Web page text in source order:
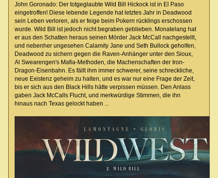
John Goronado: Der totgeglaubte Wild Bill Hickock ist in El Paso
eingetroffen! Diese lebende Legende hat letztes Jahr in Deadwood
sein Leben verloren, als er feige beim Pokern rücklings erschossen
wurde. Wild Bill ist jedoch nicht begraben geblieben. Monatelang hat
er aus den Schatten heraus seinen Mörder Jack McCall nachgestellt,
und nebenher ungesehen Calamity Jane und Seth Bullock geholfen,
Deadwood zu sichern gegen die Raven-Anhänger unter den Sioux,
Al Swearengen's Mafia-Methoden, die Machenschaften der Iron-
Dragon-Eisenbahn. Es fällt ihm immer schwerer, seine schreckliche,
neue Existenz geheim zu halten, und es war nur eine Frage der Zeit,
bis er sich aus den Black Hills hätte verpissen müssen. Den Anlass
gaben Jack McCalls Flucht, und merkwürdige Stimmen, die ihn
hinaus nach Texas gelockt haben ...